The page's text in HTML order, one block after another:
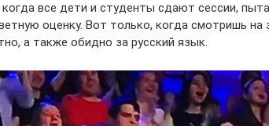
все дети и студенты сдают сессии,
оценку. Вот только, когда смотришь на
а также обидно за русский язык.